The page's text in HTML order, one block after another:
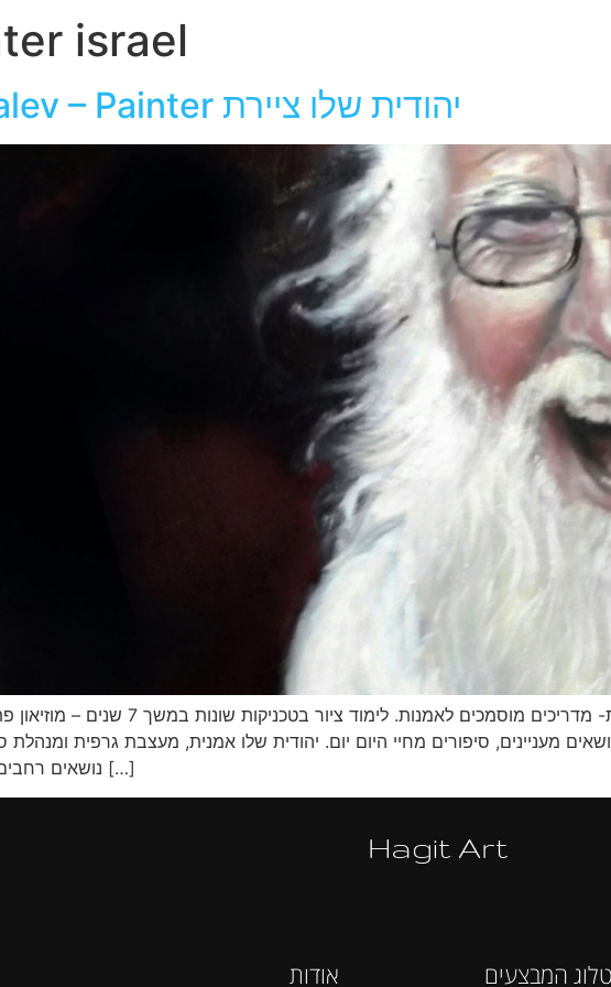
israel
Yehudit Shalev – Painter יהודית שלו ציירת
בוגרת המכללה לעיצוב נאות אפקה. בוגרת המדרשה לאמנות-
מעניינים, סיפורים מחיי היום יום. יהודית שלו אמנית, ‏מעצבת גרפית‏ ומנהלת
נושאים רחבים, מתוך עולמה, ומחיי היום […]
Hagit Art
אודות המבצעים